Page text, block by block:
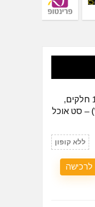
סט כלי אוכל קורל (12 חלקים,
גוון לבן Winter Frost) – סט אוכל
ללא קופון
לרכישה